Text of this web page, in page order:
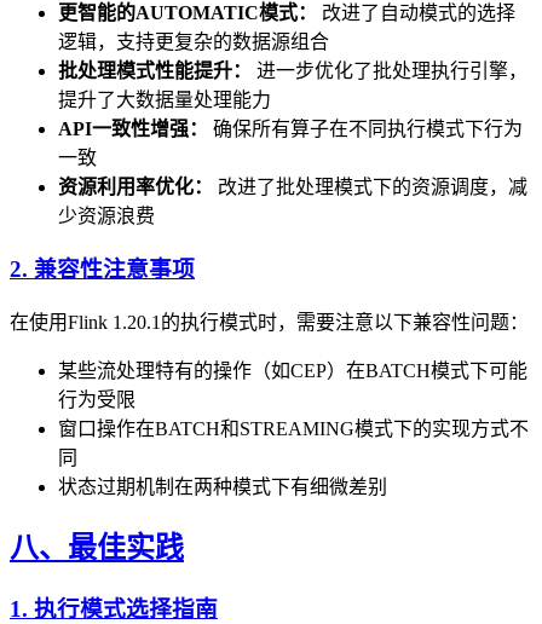
更智能的AUTOMATIC模式：
改进了自动模式的选择
逻辑，支持更复杂的数据源组合
批处理模式性能提升：
进一步优化了批处理执行引擎，
提升了大数据量处理能力
API一致性增强：
确保所有算子在不同执行模式下行为
一致
资源利用率优化：
改进了批处理模式下的资源调度，减
少资源浪费
2. 兼容性注意事项
在使用Flink 1.20.1的执行模式时，需要注意以下兼容性问题：
某些流处理特有的操作（如CEP）在BATCH模式下可能
行为受限
窗口操作在BATCH和STREAMING模式下的实现方式不
同
状态过期机制在两种模式下有细微差别
八、最佳实践
1. 执行模式选择指南